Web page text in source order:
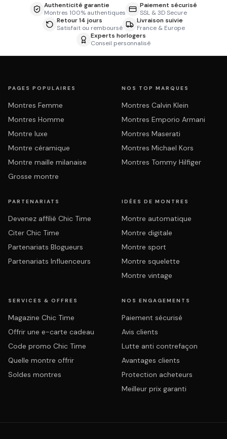
Authenticité garantie
Montres 100% authentiques
Paiement sécurisé
SSL & 3D Secure
Retour 14 jours
Satisfait ou remboursé
Livraison suivie
France & Europe
Experts horlogers
Conseil personnalisé
PAGES POPULAIRES
Montres Femme
Montres Homme
Montre luxe
Montre céramique
Montre maille milanaise
Grosse montre
NOS TOP MARQUES
Montres Calvin Klein
Montres Emporio Armani
Montres Maserati
Montres Michael Kors
Montres Tommy Hilfiger
PARTENARIATS
Devenez affilié Chic Time
Citer Chic Time
Partenariats Blogueurs
Partenariats Influenceurs
IDÉES DE MONTRES
Montre automatique
Montre digitale
Montre sport
Montre squelette
Montre vintage
SERVICES & OFFRES
Magazine Chic Time
Offrir une e-carte cadeau
Code promo Chic Time
Quelle montre offrir
Soldes montres
NOS ENGAGEMENTS
Paiement sécurisé
Avis clients
Lutte anti contrefaçon
Avantages clients
Protection acheteurs
Meilleur prix garanti